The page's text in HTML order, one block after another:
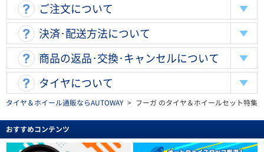
ご注文について
決済･配送方法について
商品の返品･交換･キャンセルについて
タイヤについて
タイヤ＆ホイール通販ならAUTOWAY > フーガ のタイヤ＆ホイールセット特集
おすすめコンテンツ